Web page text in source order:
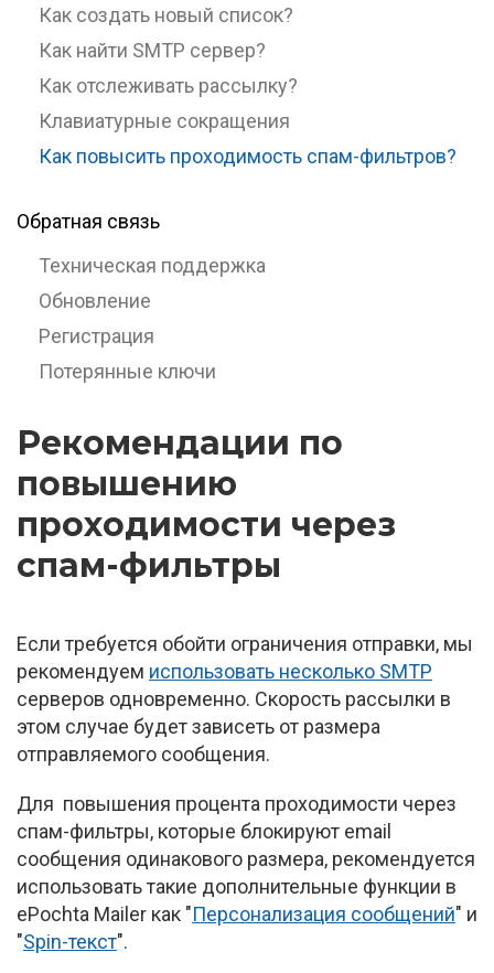
Как создать новый список?
Как найти SMTP сервер?
Как отслеживать рассылку?
Клавиатурные сокращения
Как повысить проходимость спам-фильтров?
Обратная связь
Техническая поддержка
Обновление
Регистрация
Потерянные ключи
Рекомендации по
повышению
проходимости через
спам-фильтры
Если требуется обойти ограничения отправки, мы
рекомендуем использовать несколько SMTP
серверов одновременно. Скорость рассылки в
этом случае будет зависеть от размера
отправляемого сообщения.
Для повышения процента проходимости через
спам-фильтры, которые блокируют email
сообщения одинакового размера, рекомендуется
использовать такие дополнительные функции в
ePochta Mailer как "Персонализация сообщений" и
"Spin-текст".